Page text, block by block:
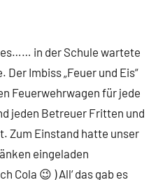
in der Schule wartete
Imbiss „Feuer und Eis“
Feuerwehrwagen für jede
jeden Betreuer Fritten und
Zum Einstand hatte unser
eingeladen
Cola 😉 ) All‘ das gab es